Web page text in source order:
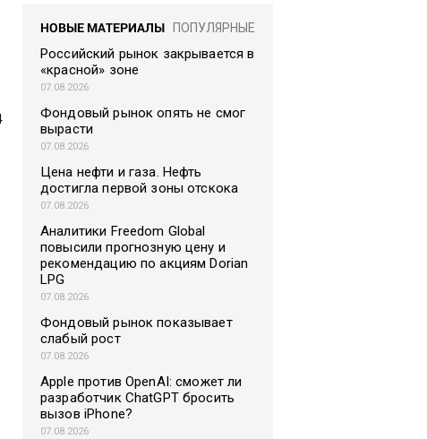
НОВЫЕ МАТЕРИАЛЫ ПОПУЛЯРНЫЕ
Российский рынок закрывается в
«красной» зоне
07.08.2026
Фондовый рынок опять не смог
вырасти
07.08.2026
Цена нефти и газа. Нефть
достигла первой зоны отскока
07.08.2026
Аналитики Freedom Global
повысили прогнозную цену и
рекомендацию по акциям Dorian
LPG
07.08.2026
Фондовый рынок показывает
слабый рост
07.08.2026
Apple против OpenAI: сможет ли
разработчик ChatGPT бросить
вызов iPhone?
07.08.2026